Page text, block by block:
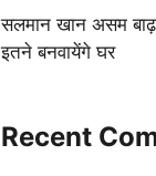
सलमान खान असम बाढ़
इतने बनवायेंगे घर
Recent